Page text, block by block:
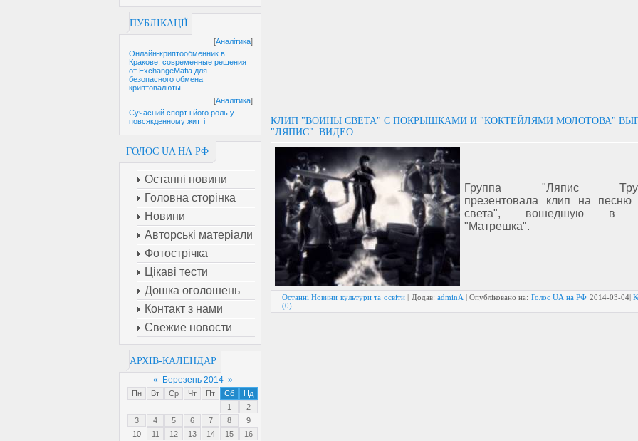
ПУБЛІКАЦІЇ
[Аналітика]
Онлайн-криптообменник в
Кракове: современные решения
от ExchangeMafia для
безопасного обмена
криптовалюты
[Аналітика]
Сучасний спорт і його роль у
повсякденному житті
ГОЛОС UA НА РФ
Останні новини
Головна сторінка
Новини
Авторські матеріали
Фотострічка
Цікаві тести
Дошка оголошень
Контакт з нами
Свежие новости
АРХІВ-КАЛЕНДАР
« Березень 2014 »
Пн Вт Ср Чт Пт Сб
Нд
1
2
3
4 5 6 7 8
9
10
11 12 13 14 15
16
КЛИП "ВОИНЫ СВЕТА" С ПОКРЫШКАМИ И "КОКТЕЙЛЯМИ МОЛОТОВА"
"ЛЯПИС". ВИДЕО
Группа "Ляпис
презентовала клип на
света", вошедшую в
"Матрешка".
Останні Новини культури та освіти| Додав:adminA | Опубліковано на: Голос UA на РФ 2014-03-04|
(0)